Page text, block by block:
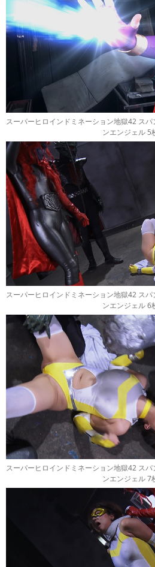
スーパーヒロインドミネーション地獄42 ス
ンエンジェル 5
スーパーヒロインドミネーション地獄42 ス
ンエンジェル 6
スーパーヒロインドミネーション地獄42 ス
ンエンジェル 7